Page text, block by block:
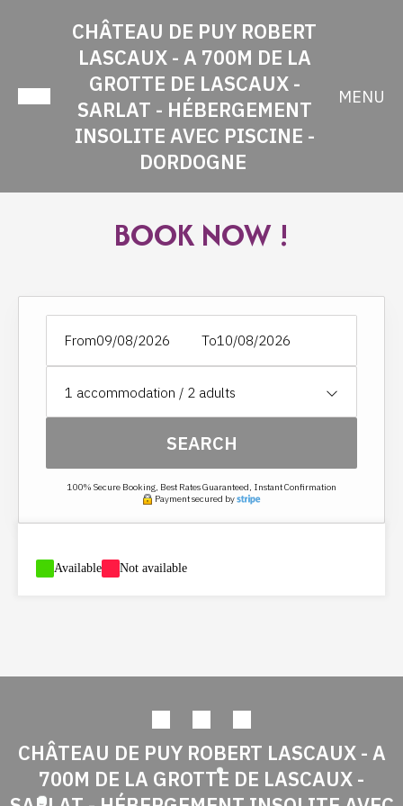
CHÂTEAU DE PUY ROBERT
LASCAUX - A 700M DE LA
GROTTE DE LASCAUX -
SARLAT - HÉBERGEMENT
INSOLITE AVEC PISCINE -
DORDOGNE
MENU
BOOK NOW !
From To
1 accommodation / 2 adults
SEARCH
100% Secure Booking, Best Rates Guaranteed, Instant Confirmation
Payment secured by
Available Not available
CHÂTEAU DE PUY ROBERT LASCAUX - A
700M DE LA GROTTE DE LASCAUX -